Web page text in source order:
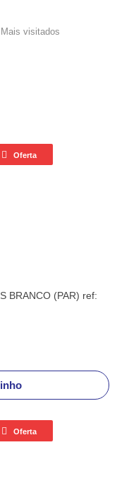
Mais visitados
Oferta
BRANCO (PAR) ref:
Oferta